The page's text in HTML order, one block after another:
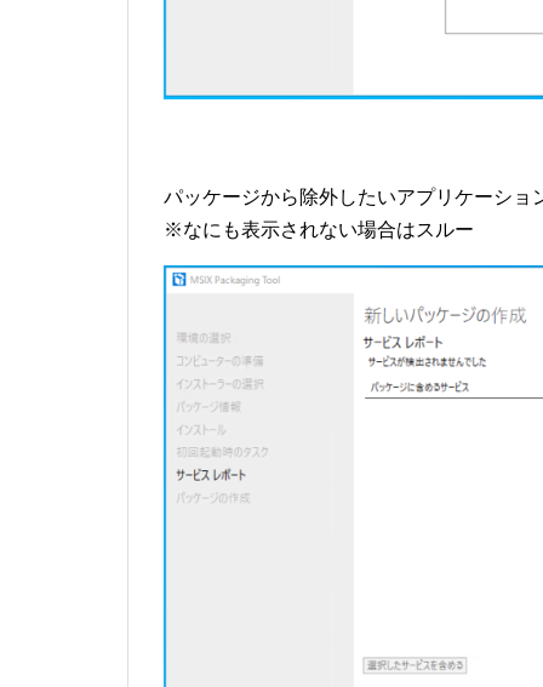
パッケージから除外したいアプリケーショ
※なにも表示されない場合はスルー